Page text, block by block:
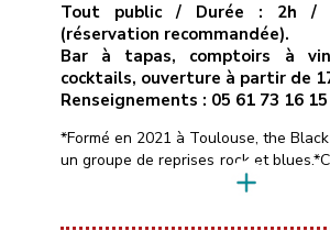
Tout public / Durée : 2h /
(réservation recommandée).
Bar à tapas, comptoirs à
cocktails, ouverture à partir de
Renseignements : 05 61 73 16 15
*Formé en 2021 à Toulouse, the
un groupe de reprises rock et
est emprunté aux paroles d’une
référence commune aux 4